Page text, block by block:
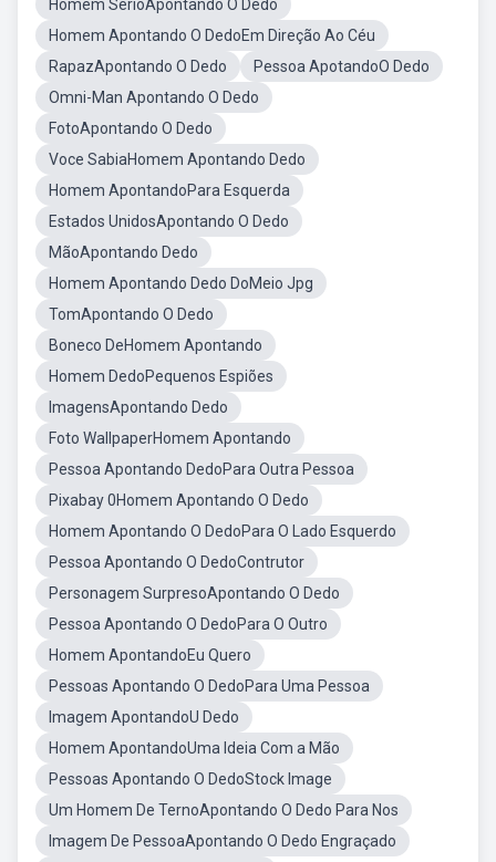
Homem SérioApontando O Dedo
Homem Apontando O DedoEm Direção Ao Céu
RapazApontando O Dedo
Pessoa ApotandoO Dedo
Omni-Man Apontando O Dedo
FotoApontando O Dedo
Voce SabiaHomem Apontando Dedo
Homem ApontandoPara Esquerda
Estados UnidosApontando O Dedo
MãoApontando Dedo
Homem Apontando Dedo DoMeio Jpg
TomApontando O Dedo
Boneco DeHomem Apontando
Homem DedoPequenos Espiões
ImagensApontando Dedo
Foto WallpaperHomem Apontando
Pessoa Apontando DedoPara Outra Pessoa
Pixabay 0Homem Apontando O Dedo
Homem Apontando O DedoPara O Lado Esquerdo
Pessoa Apontando O DedoContrutor
Personagem SurpresoApontando O Dedo
Pessoa Apontando O DedoPara O Outro
Homem ApontandoEu Quero
Pessoas Apontando O DedoPara Uma Pessoa
Imagem ApontandoU Dedo
Homem ApontandoUma Ideia Com a Mão
Pessoas Apontando O DedoStock Image
Um Homem De TernoApontando O Dedo Para Nos
Imagem De PessoaApontando O Dedo Engraçado